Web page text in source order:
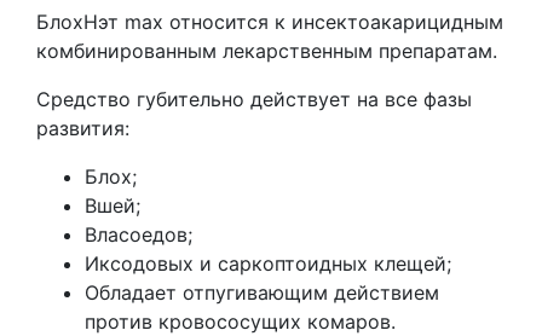
БлохНэт max относится к инсектоакарицидным
комбинированным лекарственным препаратам.
Средство губительно действует на все фазы
развития:
Блох;
Вшей;
Власоедов;
Иксодовых и саркоптоидных клещей;
Обладает отпугивающим действием
против кровососущих комаров.